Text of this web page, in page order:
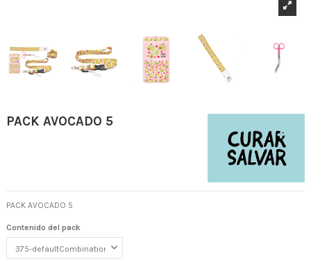
PACK AVOCADO 5
PACK AVOCADO 5
Contenido del pack